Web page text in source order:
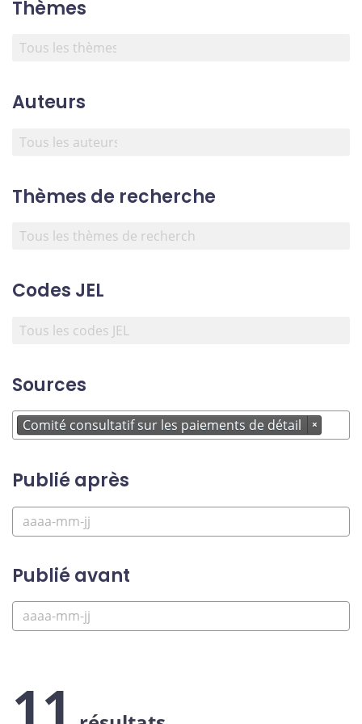
Thèmes
Auteurs
Thèmes de recherche
Codes JEL
Sources
Comité consultatif sur les paiements de détail ×
Publié après
Publié avant
11